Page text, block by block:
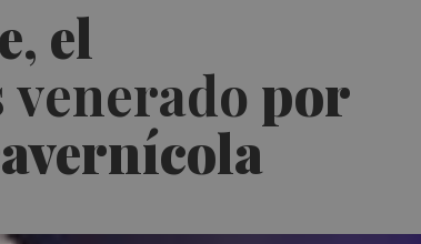
el
venerado por